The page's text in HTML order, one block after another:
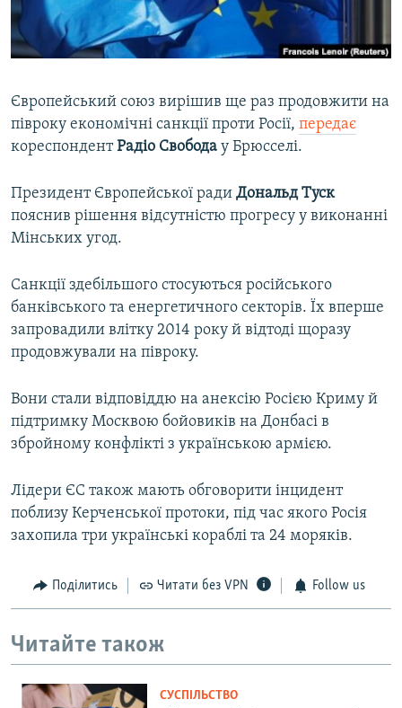
ВІДЕОУРОКИ «ELIFBE»
СВІДЧЕННЯ ОКУПАЦІЇ
ІНФОГРАФІКА
Русский
Qırımtatar
ДОЛУЧАЙСЯ!
Усі сайти RFE/RL
Європейський союз вирішив ще раз продовжити на
півроку економічні санкції проти Росії, передає
кореспондентРадіо Свобода у Брюсселі.
Президент Європейської ради Дональд Туск
пояснив рішення відсутністю прогресу у виконанні
Мінських угод.
Санкції здебільшого стосуються російського
банківського та енергетичного секторів. Їх вперше
запровадили влітку 2014 року й відтоді щоразу
продовжували на півроку.
Вони стали відповіддю на анексію Росією Криму й
підтримку Москвою бойовиків на Донбасі в
збройному конфлікті з українською армією.
Лідери ЄС також мають обговорити інцидент
поблизу Керченської протоки, під час якого Росія
захопила три українські кораблі та 24 моряків.
Поділитись Читати без VPN Follow us
Читайте також
СУСПІЛЬСТВО